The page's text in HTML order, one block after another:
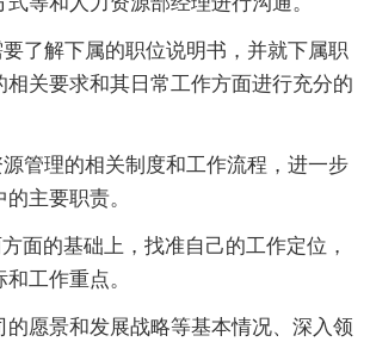
了解下属的职位说明书，并就下属职
相关要求和其日常工作方面进行充分的
管理的相关制度和工作流程，进一步
主要职责。
面的基础上，找准自己的工作定位，
工作重点。
的愿景和发展战略等基本情况、深入领